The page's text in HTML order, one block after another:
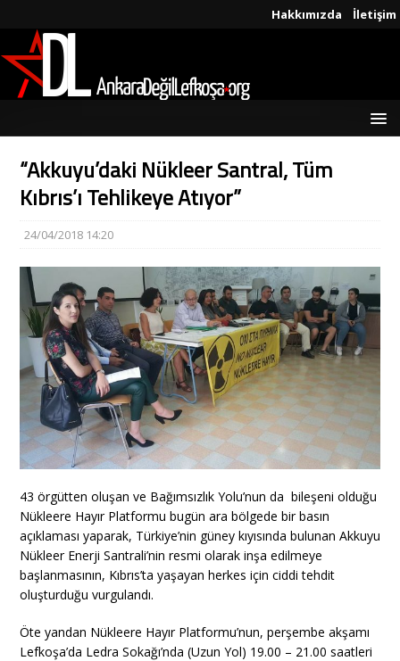
Hakkımızda İletişim
“Akkuyu’daki Nükleer Santral, Tüm
Kıbrıs’ı Tehlikeye Atıyor”
24/04/2018 14:20
43 örgütten oluşan ve Bağımsızlık Yolu’nun da bileşeni olduğu
Nükleere Hayır Platformu bugün ara bölgede bir basın
açıklaması yaparak, Türkiye’nin güney kıyısında bulunan Akkuyu
Nükleer Enerji Santrali’nin resmi olarak inşa edilmeye
başlanmasının, Kıbrıs’ta yaşayan herkes için ciddi tehdit
oluşturduğu vurgulandı.
Öte yandan Nükleere Hayır Platformu’nun, perşembe akşamı
Lefkoşa’da Ledra Sokağı’nda (Uzun Yol) 19.00 – 21.00 saatleri